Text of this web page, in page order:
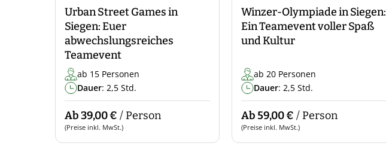
Urban Street Games in
Siegen: Euer
abwechslungsreiches
Teamevent
ab 15 Personen
Dauer: 2,5 Std.
Ab 39,00 € / Person
(Preise inkl. MwSt.)
Winzer-Olympiade in Siegen:
Ein Teamevent voller Spaß
und Kultur
ab 20 Personen
Dauer: 2,5 Std.
Ab 59,00 € / Person
(Preise inkl. MwSt.)